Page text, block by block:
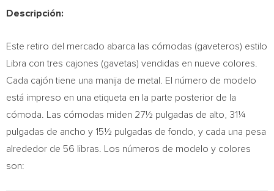
Descripción:
Este retiro del mercado abarca las cómodas (gaveteros) estilo
Libra con tres cajones (gavetas) vendidas en nueve colores.
Cada cajón tiene una manija de metal. El número de modelo
está impreso en una etiqueta en la parte posterior de la
cómoda. Las cómodas miden 27½ pulgadas de alto, 31¼
pulgadas de ancho y 15½ pulgadas de fondo, y cada una pesa
alrededor de 56 libras. Los números de modelo y colores
son: